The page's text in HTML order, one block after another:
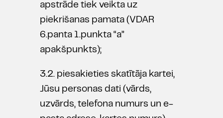
apstrāde tiek veikta uz
piekrišanas pamata (VDAR
6.panta 1.punkta “a”
apakšpunkts);
3.2. piesakieties skatītāja kartei,
Jūsu personas dati (vārds,
uzvārds, telefona numurs un e-